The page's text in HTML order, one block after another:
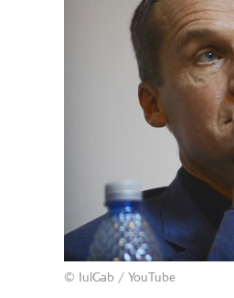
© IulGab / YouTube